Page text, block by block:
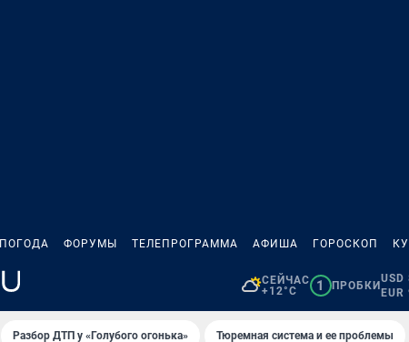
ПОГОДА ФОРУМЫ ТЕЛЕПРОГРАММА АФИША ГОРОСКОП
СЕЙЧАС
+12°C
1 ПРОБКИ
USD
Разбор ДТП у «Голубого огонька» Тюремная система и ее проблемы